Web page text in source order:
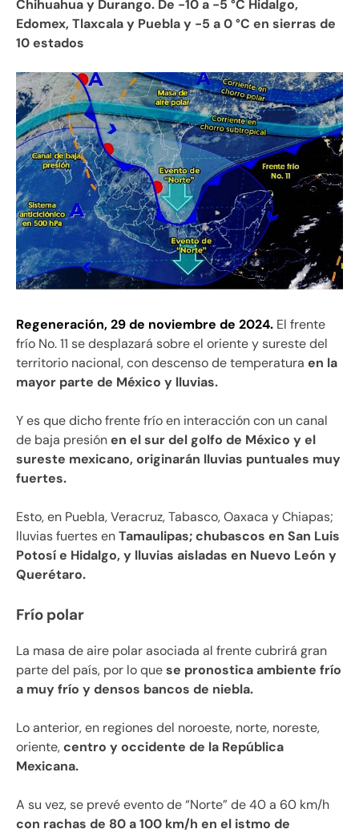
Chihuahua y Durango. De -10 a -5 °C Hidalgo,
Edomex, Tlaxcala y Puebla y -5 a 0 °C en sierras de
10 estados
Regeneración, 29 de noviembre de 2024. El frente
frío No. 11 se desplazará sobre el oriente y sureste del
territorio nacional, con descenso de temperatura en la
mayor parte de México y lluvias.
Y es que dicho frente frío en interacción con un canal
de baja presiónen el sur del golfo de México y el
sureste mexicano, originarán lluvias puntuales muy
fuertes.
Esto, en Puebla, Veracruz, Tabasco, Oaxaca y Chiapas;
lluvias fuertes enTamaulipas; chubascos en San Luis
Potosí e Hidalgo, y lluvias aisladas en Nuevo León y
Querétaro.
Frío polar
La masa de aire polar asociada al frente cubrirá gran
parte del país, por lo quese pronostica ambiente frío
a muy frío y densos bancos de niebla.
Lo anterior, en regiones del noroeste, norte, noreste,
oriente,centro y occidente de la República
Mexicana.
A su vez, se prevé evento de “Norte” de 40 a 60 km/h
con rachas de 80 a 100 km/h en el istmo de